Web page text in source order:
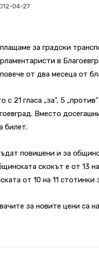
04-27
за градски
в
от два месеца от
21 гласа „за”, 5
Вместо
билет.
повишени и за
скокът е от 13
от 10 на 11 стотинки
за новите цени са